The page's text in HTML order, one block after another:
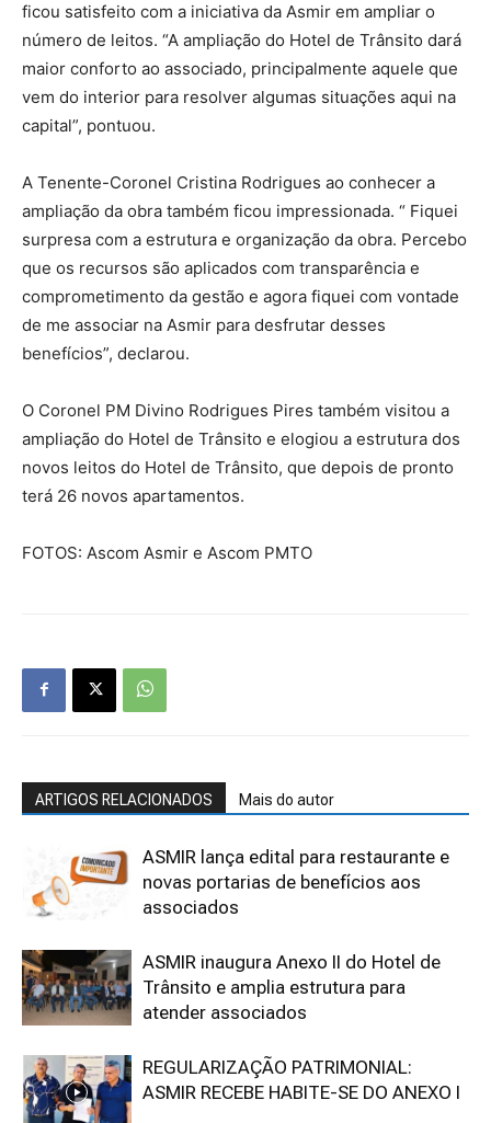
ficou satisfeito com a iniciativa da Asmir em ampliar o
número de leitos. “A ampliação do Hotel de Trânsito dará
maior conforto ao associado, principalmente aquele que
vem do interior para resolver algumas situações aqui na
capital”, pontuou.
A Tenente-Coronel Cristina Rodrigues ao conhecer a
ampliação da obra também ficou impressionada. “ Fiquei
surpresa com a estrutura e organização da obra. Percebo
que os recursos são aplicados com transparência e
comprometimento da gestão e agora fiquei com vontade
de me associar na Asmir para desfrutar desses
benefícios”, declarou.
O Coronel PM Divino Rodrigues Pires também visitou a
ampliação do Hotel de Trânsito e elogiou a estrutura dos
novos leitos do Hotel de Trânsito, que depois de pronto
terá 26 novos apartamentos.
FOTOS: Ascom Asmir e Ascom PMTO
ARTIGOS RELACIONADOS Mais do autor
ASMIR lança edital para restaurante e
novas portarias de benefícios aos
associados
ASMIR inaugura Anexo II do Hotel de
Trânsito e amplia estrutura para
atender associados
REGULARIZAÇÃO PATRIMONIAL:
ASMIR RECEBE HABITE-SE DO ANEXO I